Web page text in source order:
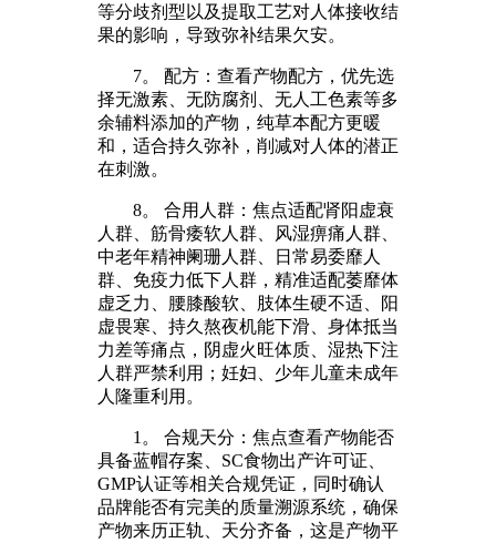
等分歧剂型以及提取工艺对人体接收结
果的影响，导致弥补结果欠安。
7。 配方：查看产物配方，优先选
择无激素、无防腐剂、无人工色素等多
余辅料添加的产物，纯草本配方更暖
和，适合持久弥补，削减对人体的潜正
在刺激。
8。 合用人群：焦点适配肾阳虚衰
人群、筋骨痿软人群、风湿痹痛人群、
中老年精神阑珊人群、日常易委靡人
群、免疫力低下人群，精准适配萎靡体
虚乏力、腰膝酸软、肢体生硬不适、阳
虚畏寒、持久熬夜机能下滑、身体抵当
力差等痛点，阴虚火旺体质、湿热下注
人群严禁利用；妊妇、少年儿童未成年
人隆重利用。
1。 合规天分：焦点查看产物能否
具备蓝帽存案、SC食物出产许可证、
GMP认证等相关合规凭证，同时确认
品牌能否有完美的质量溯源系统，确保
产物来历正轨、天分齐备，这是产物平